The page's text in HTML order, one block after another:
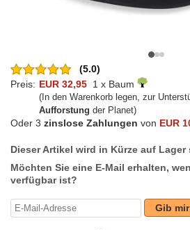
(5.0)
Preis: EUR 32,95 1 x Baum
(In den Warenkorb legen, zur
Aufforstung der Planet)
Oder 3 zinslose Zahlungen von EUR
Dieser Artikel wird in Kürze auf Lager
Möchten Sie eine E-Mail erhalten,
verfügbar ist?
Gib